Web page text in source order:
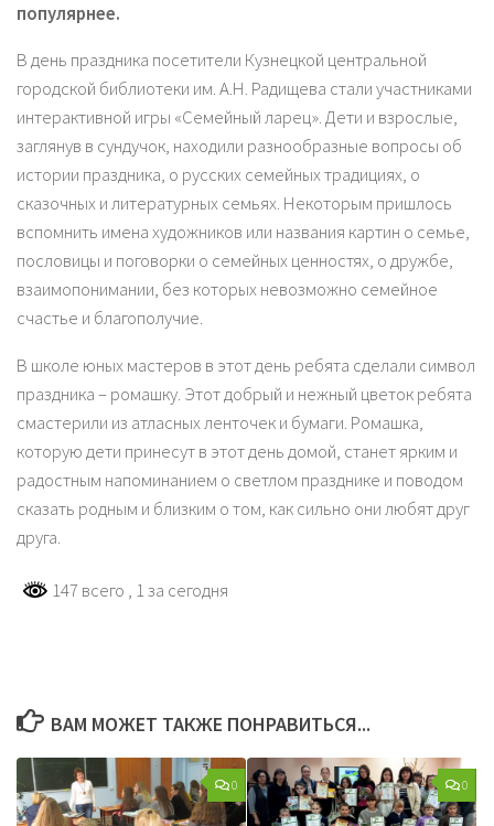
популярнее.
В день праздника посетители Кузнецкой центральной
городской библиотеки им. А.Н. Радищева стали участниками
интерактивной игры «Семейный ларец». Дети и взрослые,
заглянув в сундучок, находили разнообразные вопросы об
истории праздника, о русских семейных традициях, о
сказочных и литературных семьях. Некоторым пришлось
вспомнить имена художников или названия картин о семье,
пословицы и поговорки о семейных ценностях, о дружбе,
взаимопонимании, без которых невозможно семейное
счастье и благополучие.
В школе юных мастеров в этот день ребята сделали символ
праздника – ромашку. Этот добрый и нежный цветок ребята
смастерили из атласных ленточек и бумаги. Ромашка,
которую дети принесут в этот день домой, станет ярким и
радостным напоминанием о светлом празднике и поводом
сказать родным и близким о том, как сильно они любят друг
друга.
147 всего , 1 за сегодня
ВАМ МОЖЕТ ТАКЖЕ ПОНРАВИТЬСЯ...
0 0